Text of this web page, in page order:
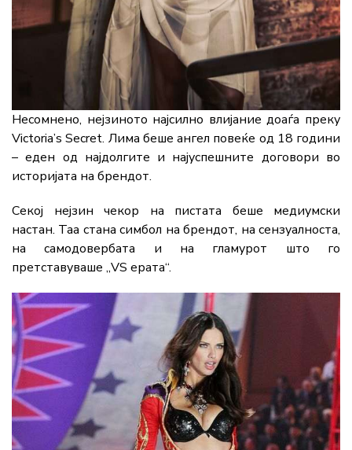
Несомнено, нејзиното најсилно влијание доаѓа преку
Victoria’s Secret. Лима беше ангел повеќе од 18 години
– еден од најдолгите и најуспешните договори во
историјата на брендот.
Секој нејзин чекор на пистата беше медиумски
настан. Таа стана симбол на брендот, на сензуалноста,
на самодовербата и на гламурот што го
претставуваше „VS ерата“.